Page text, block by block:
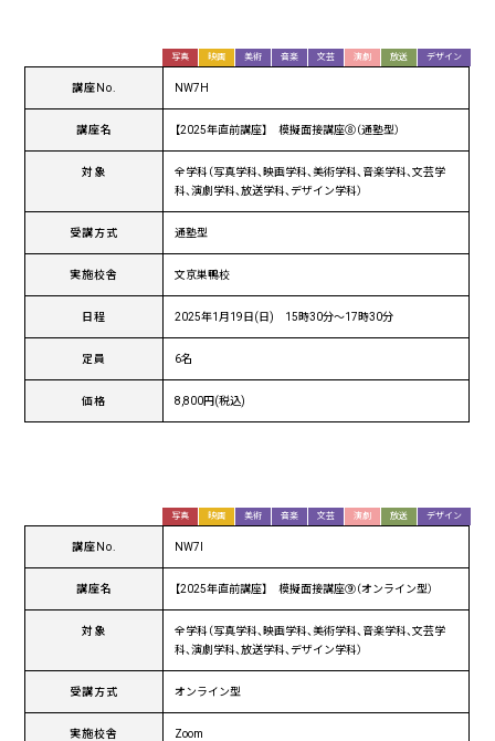
写真 映画 美術 音楽 文芸 演劇 放送 デザイン
講座No. NW7H
講座名 【2025年直前講座】 模擬面接講座⑧（通塾型）
対象
全学科（写真学科、映画学科、美術学科、音楽学科、文芸学
科、演劇学科、放送学科、デザイン学科）
受講方式 通塾型
実施校舎 文京巣鴨校
日程 2025年1月19日(日) 15時30分〜17時30分
定員 6名
価格 8,800円(税込)
写真 映画 美術 音楽 文芸 演劇 放送 デザイン
講座No. NW7I
講座名 【2025年直前講座】 模擬面接講座⑨（オンライン型）
対象
全学科（写真学科、映画学科、美術学科、音楽学科、文芸学
科、演劇学科、放送学科、デザイン学科）
受講方式 オンライン型
実施校舎 Zoom